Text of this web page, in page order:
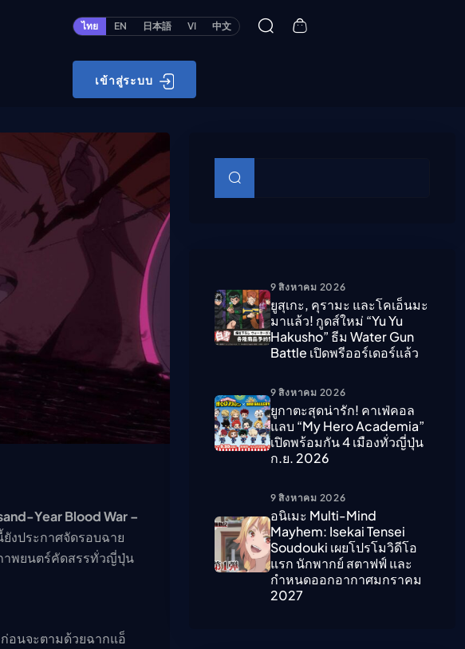
ไทย EN 日本語 VI 中文
เข้าสู่ระบบ
Builder
Collection
Library
SERVICE
ลน์
ายการทีวี
งออกอากาศอนิเมะ (คืนนี้)
งออกอากาศอนิเมะ
Year Blood War –
ยังประกาศจัดรอบฉาย
ภาพยนตร์คัดสรรทั่วญี่ปุ่น
ก่อนจะตามด้วยฉากแอ็
บทความย่อย
9 สิงหาคม 2026
ยูสุเกะ, คุรามะ และโคเอ็นมะ
มาแล้ว! กูดส์ใหม่ “Yu Yu
Hakusho” ธีม Water Gun
Battle เปิดพรีออร์เดอร์แล้ว
9 สิงหาคม 2026
ยูกาตะสุดน่ารัก! คาเฟ่คอล
แลบ “My Hero Academia”
เปิดพร้อมกัน 4 เมืองทั่วญี่ปุ่น
ก.ย. 2026
9 สิงหาคม 2026
อนิเมะ Multi-Mind
Mayhem: Isekai Tensei
Soudouki เผยโปรโมวิดีโอ
แรก นักพากย์ สตาฟฟ์ และ
กำหนดออกอากาศมกราคม
2027